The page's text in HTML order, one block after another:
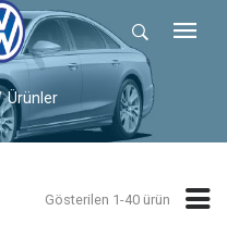
Ürünler
Gösterilen 1-40 ürün